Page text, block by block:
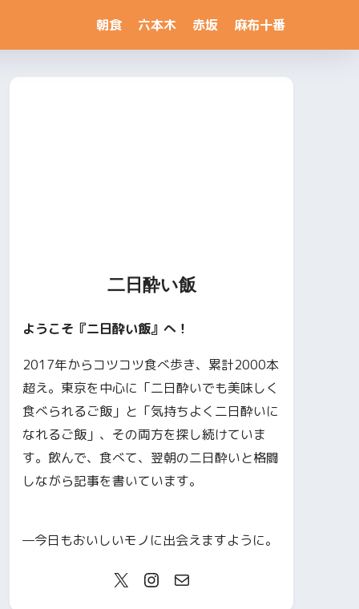
朝食 六本木 赤坂 麻布十番
二日酔い飯
ようこそ『二日酔い飯』へ！
2017年からコツコツ食べ歩き、累計2000本
超え。東京を中心に「二日酔いでも美味しく
食べられるご飯」と「気持ちよく二日酔いに
なれるご飯」、その両方を探し続けていま
す。飲んで、食べて、翌朝の二日酔いと格闘
しながら記事を書いています。
—今日もおいしいモノに出会えますように。